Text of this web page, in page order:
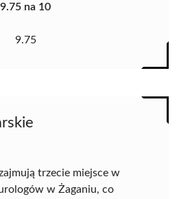
9.75 na 10
9.75
trzecie miejsce w
w Żaganiu, co